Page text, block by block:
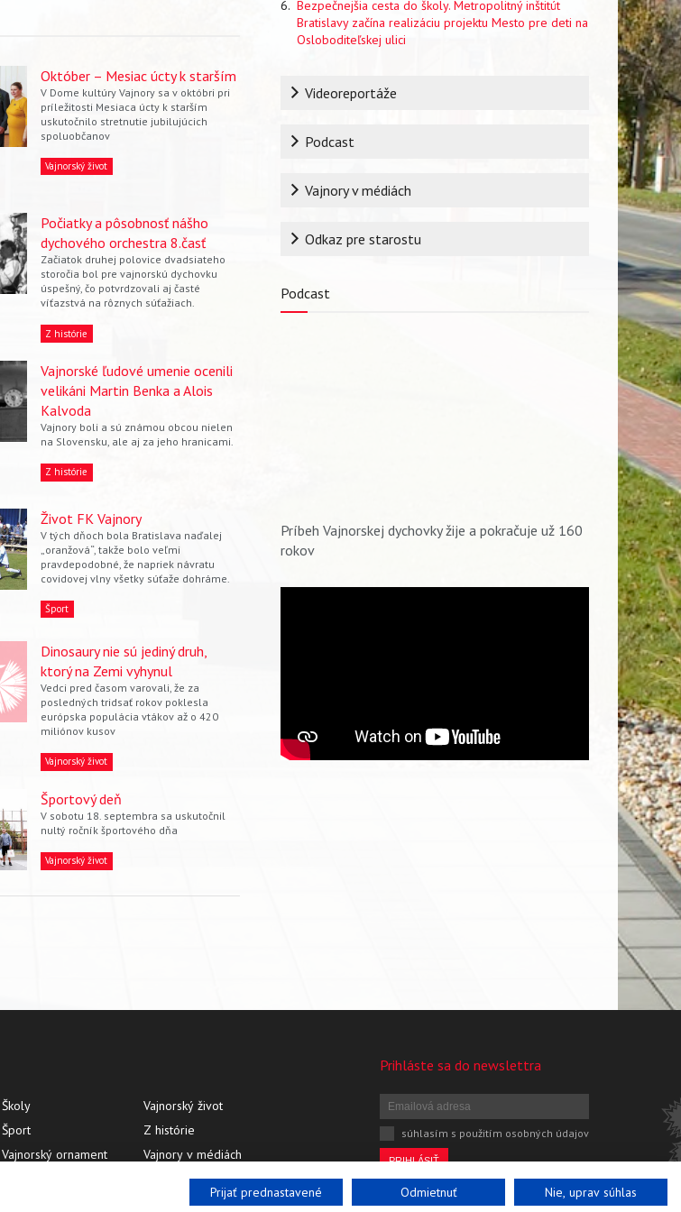
Október – Mesiac úcty k starším
V Dome kultúry Vajnory sa v októbri pri
príležitosti Mesiaca úcty k starším
uskutočnilo stretnutie jubilujúcich
spoluobčanov
Vajnorský život
Počiatky a pôsobnosť nášho
dychového orchestra 8.časť
Začiatok druhej polovice dvadsiateho
storočia bol pre vajnorskú dychovku
úspešný, čo potvrdzovali aj časté
víťazstvá na rôznych súťažiach.
Z histórie
Vajnorské ľudové umenie ocenili
velikáni Martin Benka a Alois
Kalvoda
Vajnory boli a sú známou obcou nielen
na Slovensku, ale aj za jeho hranicami.
Z histórie
Život FK Vajnory
V tých dňoch bola Bratislava naďalej
„oranžová“, takže bolo veľmi
pravdepodobné, že napriek návratu
covidovej vlny všetky súťaže dohráme.
Šport
Dinosaury nie sú jediný druh,
ktorý na Zemi vyhynul
Vedci pred časom varovali, že za
posledných tridsať rokov poklesla
európska populácia vtákov až o 420
miliónov kusov
Vajnorský život
Športový deň
V sobotu 18. septembra sa uskutočnil
nultý ročník športového dňa
Vajnorský život
Bezpečnejšia cesta do školy. Metropolitný inštitút
Bratislavy začína realizáciu projektu Mesto pre deti na
Osloboditeľskej ulici
RubrikaVideoreportáže
Podcast
Vajnory v médiách
Odkaz pre starostu
Podcast
Príbeh Vajnorskej dychovky žije a pokračuje už 160
rokov
Školy
Šport
Vajnorský ornament
Vajnorský život
Z histórie
Vajnory v médiách
Prihláste sa do newslettra
súhlasím s použitím osobných údajov
Prijať prednastavené Odmietnuť Nie, uprav súhlas